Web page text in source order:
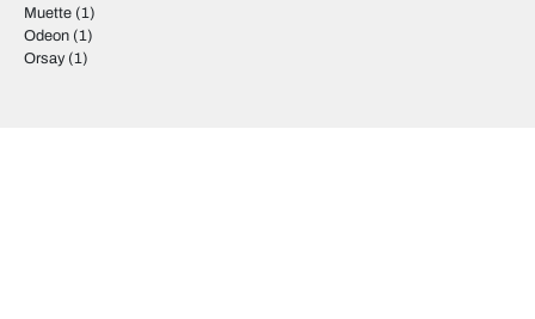
Muette (1)
Odeon (1)
Orsay(1)